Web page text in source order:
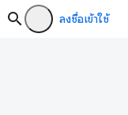
ลงชื่อเข้าใช้